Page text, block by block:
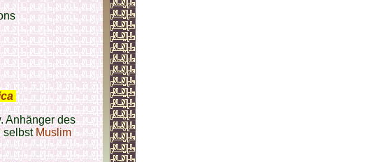
Anhänger des
selbstMuslim